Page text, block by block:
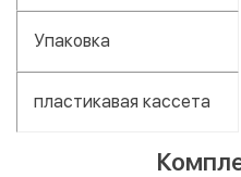
Упаковка
пластикавая кассета